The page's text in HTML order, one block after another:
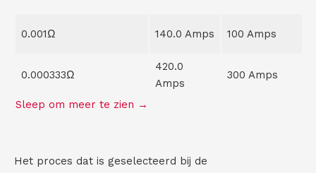
0.001Ω 140.0 Amps 100 Amps
0.000333Ω
420.0
Amps
300 Amps
Het proces dat is geselecteerd bij de